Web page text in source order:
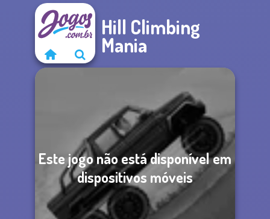
Hill Climbing
Mania
Este jogo não está disponível em
dispositivos móveis